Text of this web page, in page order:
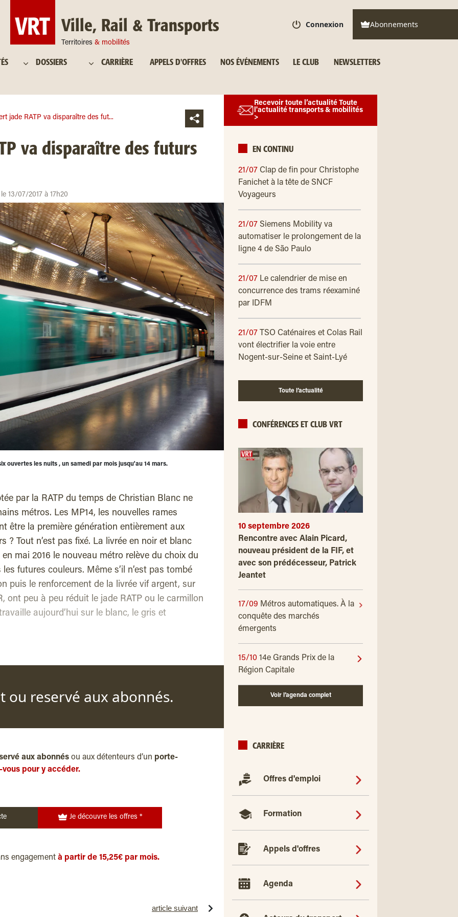
Ville, Rail & Transports
Territoires & mobilités
Connexion Abonnements
DOSSIERS CARRIÈRE APPELS D'OFFRES NOS ÉVÉNEMENTS LE CLUB NEWSLETTERS
jade RATP va disparaître des fut...
va disparaître des futurs
13/07/2017 à 17h20
ouvertes les nuits , un samedi par mois jusqu'au 14 mars.
par la RATP du temps de Christian Blanc ne
métros. Les MP14, les nouvelles rames
être la première génération entièrement aux
? Tout n’est pas fixé. La livrée en noir et blanc
mai 2016 le nouveau métro relève du choix du
futures couleurs. Même s’il n’est pas tombé
puis le renforcement de la livrée vif argent, sur
ont peu à peu réduit le jade RATP ou le carmillon
aujourd’hui sur le blanc, le gris et
ou reservé aux abonnés.
aux abonnés ou aux détenteurs d’un porte-
pour y accéder.
Je découvre les offres *
engagement à partir de 15,25€ par mois.
article suivant
Recevoir toute l’actualité Toute
l'actualité transports & mobilités
>
EN CONTINU
21/07 Clap de fin pour Christophe
Fanichet à la tête de SNCF
Voyageurs
21/07 Siemens Mobility va
automatiser le prolongement de la
ligne 4 de São Paulo
21/07 Le calendrier de mise en
concurrence des trams réexaminé
par IDFM
21/07
TSO Caténaires et Colas Rail
vont électrifier la voie entre
Nogent-sur-Seine et Saint-Lyé
Toute l’actualité
CONFÉRENCES ET CLUB VRT
10 septembre 2026
Rencontre avec Alain Picard,
nouveau président de la FIF, et
avec son prédécesseur, Patrick
Jeantet
17/09 Métros automatiques. À la
conquête des marchés
émergents
15/10 14e Grands Prix de la
Région Capitale
Voir l’agenda complet
CARRIÈRE
Offres d'emploi
Formation
Appels d'offres
Agenda